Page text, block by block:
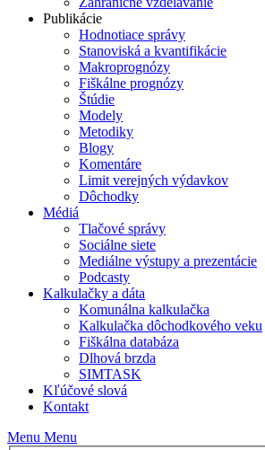
Publikácie
Hodnotiace správy
Stanoviská a kvantifikácie
Makroprognózy
Fiškálne prognózy
Štúdie
Modely
Metodiky
Blogy
Komentáre
Limit verejných výdavkov
Dôchodky
Médiá
Tlačové správy
Sociálne siete
Mediálne výstupy a prezentácie
Podcasty
Kalkulačky a dáta
Komunálna kalkulačka
Kalkulačka dôchodkového veku
Fiškálna databáza
Dlhová brzda
SIMTASK
Kľúčové slová
Kontakt
Menu Menu